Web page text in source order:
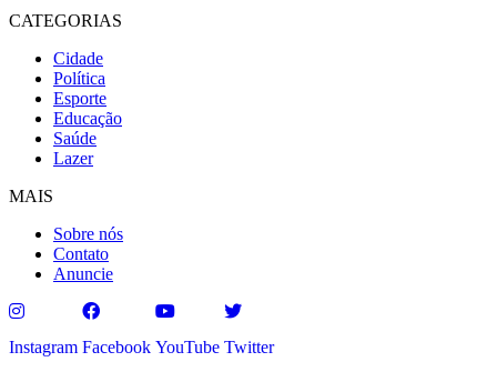
CATEGORIAS
Cidade
Política
Esporte
Educação
Saúde
Lazer
MAIS
Sobre nós
Contato
Anuncie
Instagram Facebook YouTube Twitter